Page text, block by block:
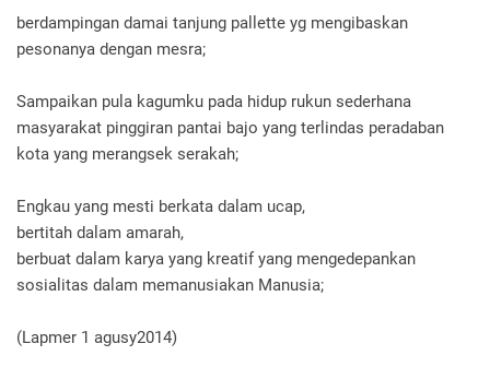
berdampingan damai tanjung pallette yg mengibaskan
pesonanya dengan mesra;
Sampaikan pula kagumku pada hidup rukun sederhana
masyarakat pinggiran pantai bajo yang terlindas peradaban
kota yang merangsek serakah;
Engkau yang mesti berkata dalam ucap,
bertitah dalam amarah,
berbuat dalam karya yang kreatif yang mengedepankan
sosialitas dalam memanusiakan Manusia;
(Lapmer 1 agusy2014)